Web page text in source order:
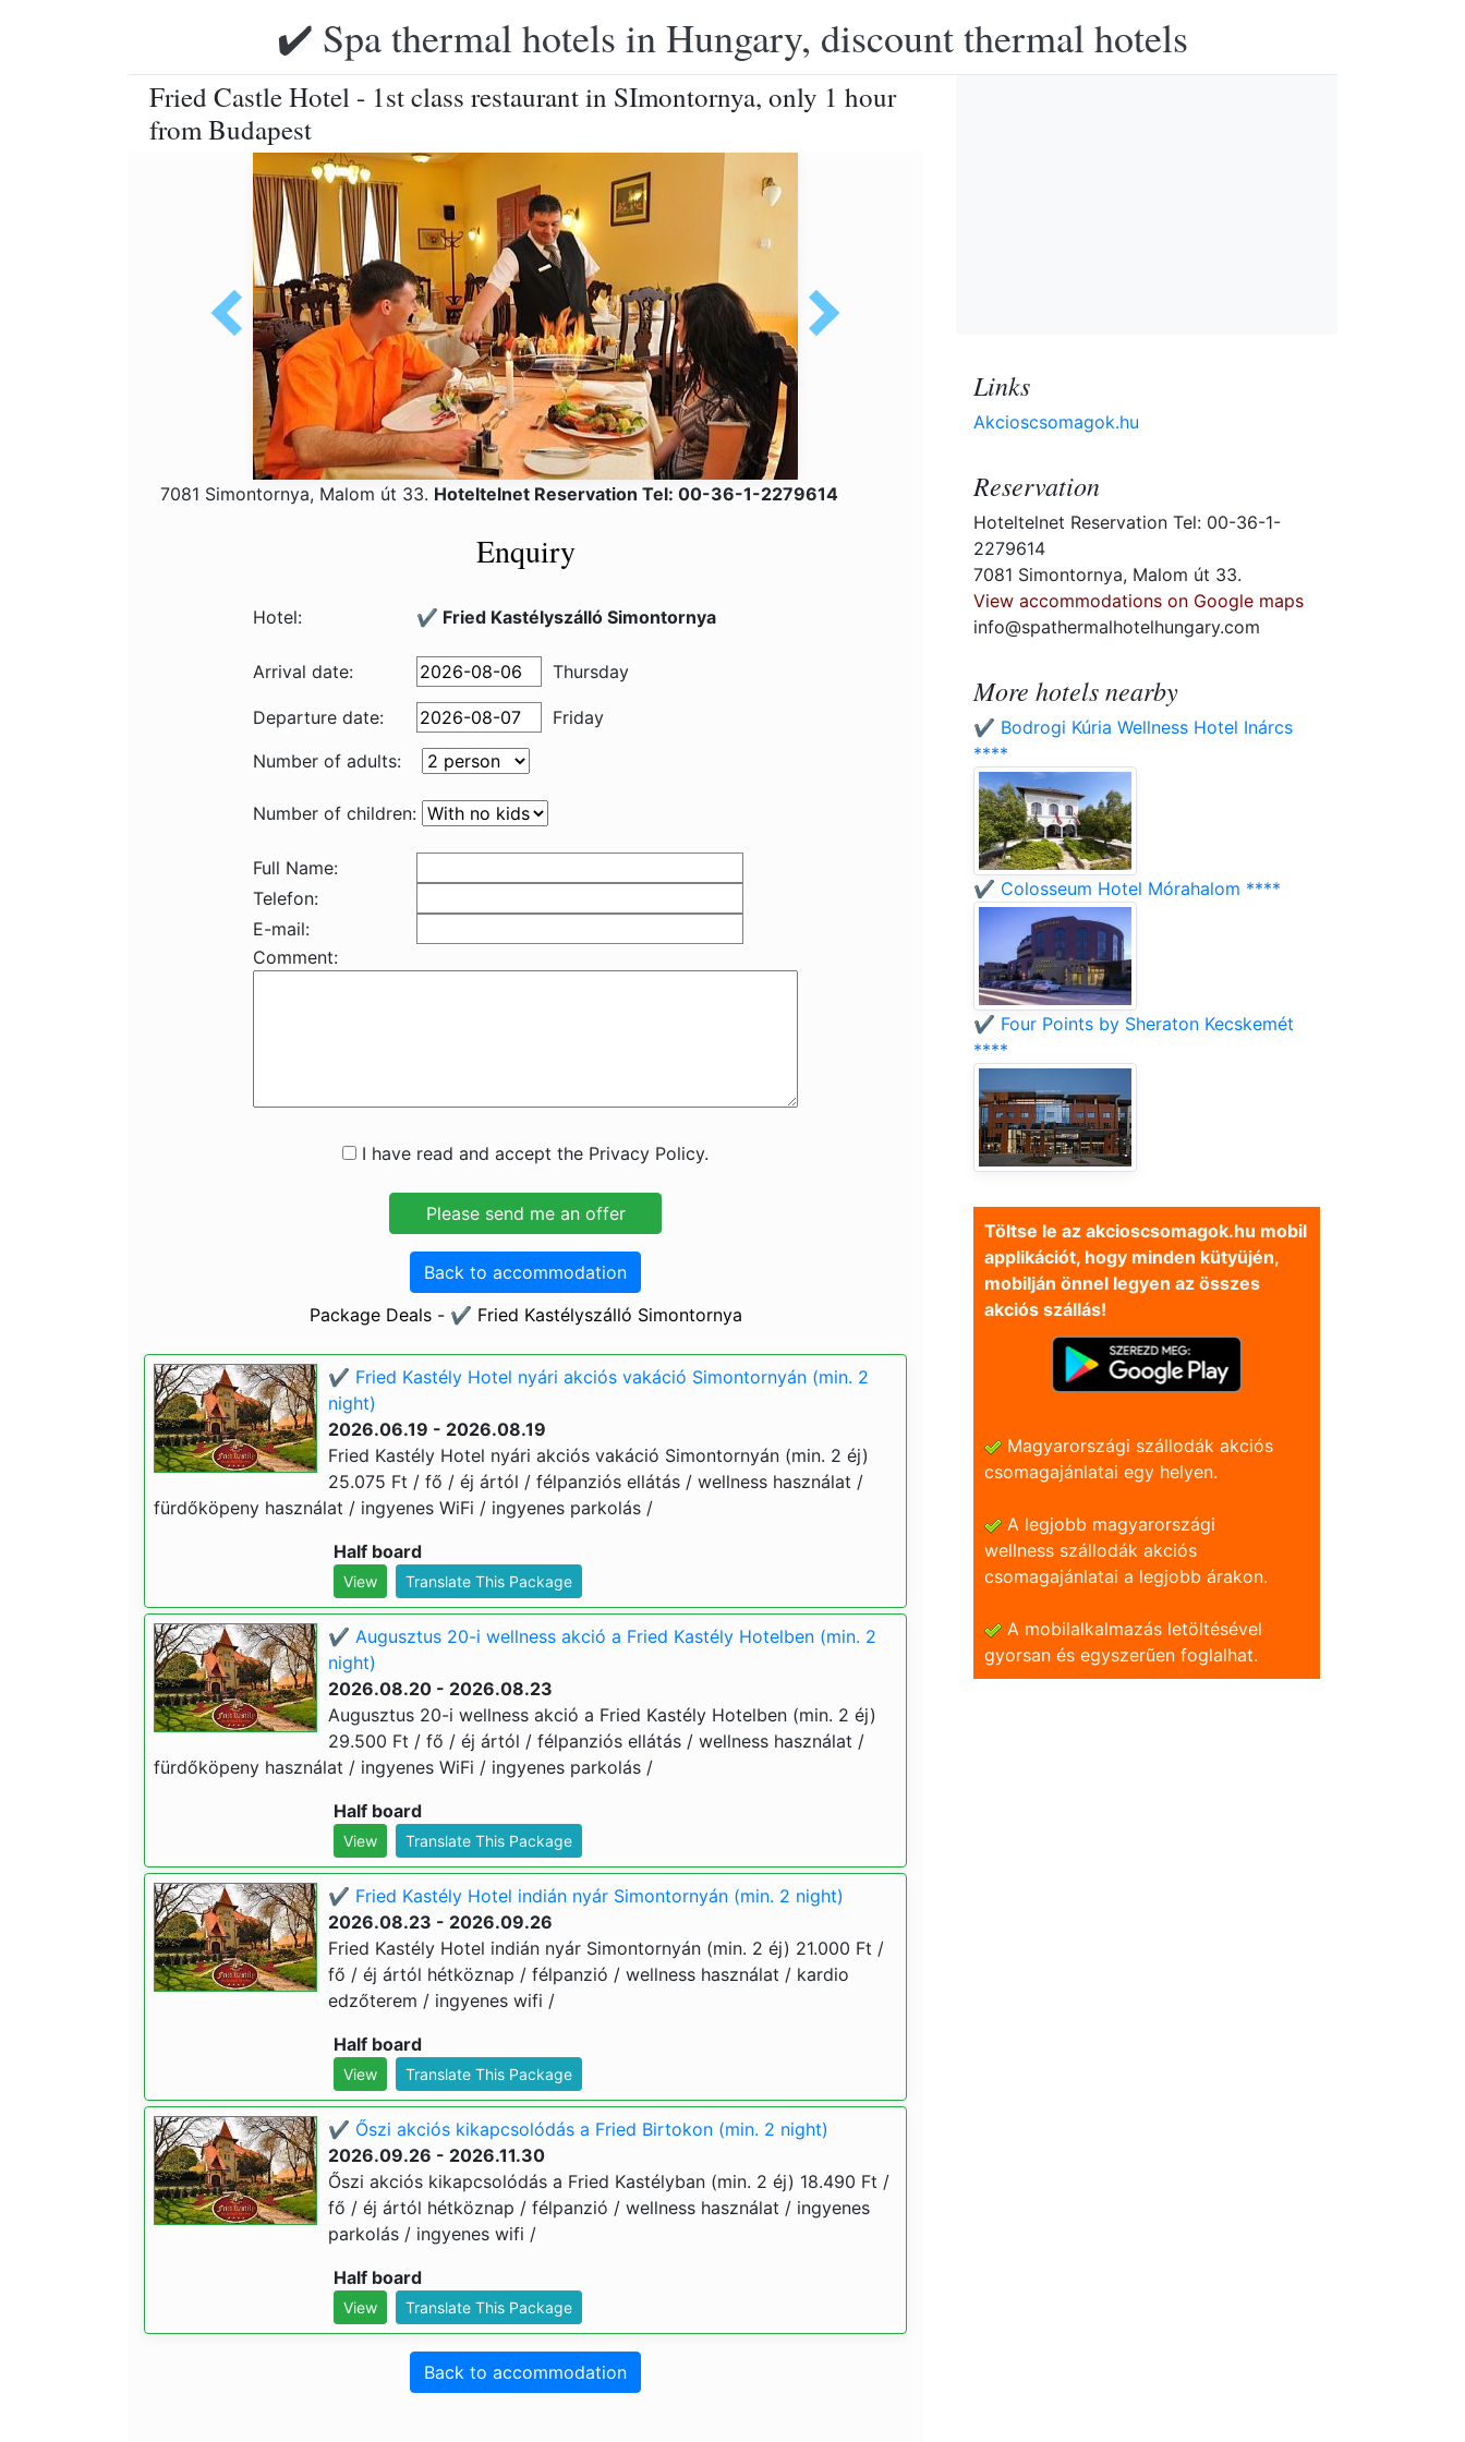
✔️ Spa thermal hotels in Hungary, discount thermal hotels
Fried Castle Hotel - 1st class restaurant in SImontornya, only 1 hour
from Budapest
7081 Simontornya, Malom út 33. Hoteltelnet Reservation Tel: 00-36-1-2279614
Enquiry
Hotel: ✔️ Fried Kastélyszálló Simontornya
Arrival date: Thursday
Departure date:
Friday
Number of adults:
Number of children:
Full Name:
Telefon:
E-mail:
Comment:
I have read and accept the Privacy Policy.
Back to accommodation
Package Deals - ✔️ Fried Kastélyszálló Simontornya
✔️ Fried Kastély Hotel nyári akciós vakáció Simontornyán (min. 2
night)
2026.06.19 - 2026.08.19
Fried Kastély Hotel nyári akciós vakáció Simontornyán (min. 2 éj)
25.075 Ft / fő / éj ártól / félpanziós ellátás / wellness használat /
fürdőköpeny használat / ingyenes WiFi / ingyenes parkolás /
Half board
View Translate This Package
✔️ Augusztus 20-i wellness akció a Fried Kastély Hotelben (min. 2
night)
2026.08.20 - 2026.08.23
Augusztus 20-i wellness akció a Fried Kastély Hotelben (min. 2 éj)
29.500 Ft / fő / éj ártól / félpanziós ellátás / wellness használat /
fürdőköpeny használat / ingyenes WiFi / ingyenes parkolás /
Half board
View Translate This Package
✔️ Fried Kastély Hotel indián nyár Simontornyán (min. 2 night)
2026.08.23 - 2026.09.26
Fried Kastély Hotel indián nyár Simontornyán (min. 2 éj) 21.000 Ft /
fő / éj ártól hétköznap / félpanzió / wellness használat / kardio
edzőterem / ingyenes wifi /
Half board
View Translate This Package
✔️ Őszi akciós kikapcsolódás a Fried Birtokon (min. 2 night)
2026.09.26 - 2026.11.30
Őszi akciós kikapcsolódás a Fried Kastélyban (min. 2 éj) 18.490 Ft /
fő / éj ártól hétköznap / félpanzió / wellness használat / ingyenes
parkolás / ingyenes wifi /
Half board
View Translate This Package
Back to accommodation
Links
Akcioscsomagok.hu
Reservation
Hoteltelnet Reservation Tel: 00-36-1-
2279614
7081 Simontornya, Malom út 33.
View accommodations on Google maps
info@spathermalhotelhungary.com
More hotels nearby
✔️ Bodrogi Kúria Wellness Hotel Inárcs
****
✔️ Colosseum Hotel Mórahalom ****
✔️ Four Points by Sheraton Kecskemét
****
Töltse le az akcioscsomagok.hu mobil
applikációt, hogy minden kütyüjén,
mobilján önnel legyen az összes
akciós szállás!
Magyarországi szállodák akciós
csomagajánlatai egy helyen.
A legjobb magyarországi
wellness szállodák akciós
csomagajánlatai a legjobb árakon.
A mobilalkalmazás letöltésével
gyorsan és egyszerũen foglalhat.